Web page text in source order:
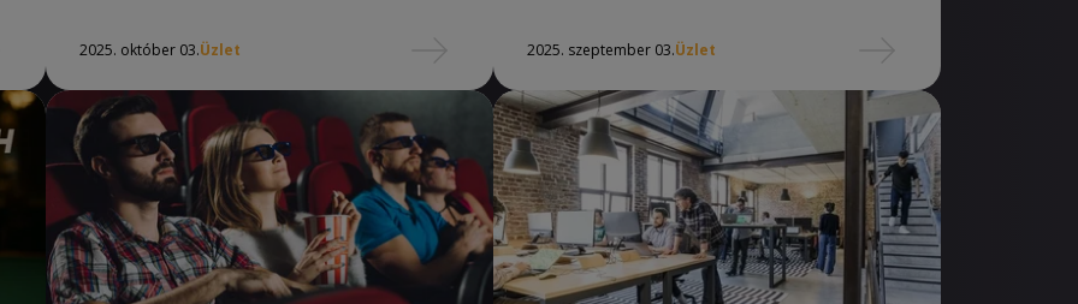
2025. október 03.Üzlet 2025. szeptember 03.Üzlet